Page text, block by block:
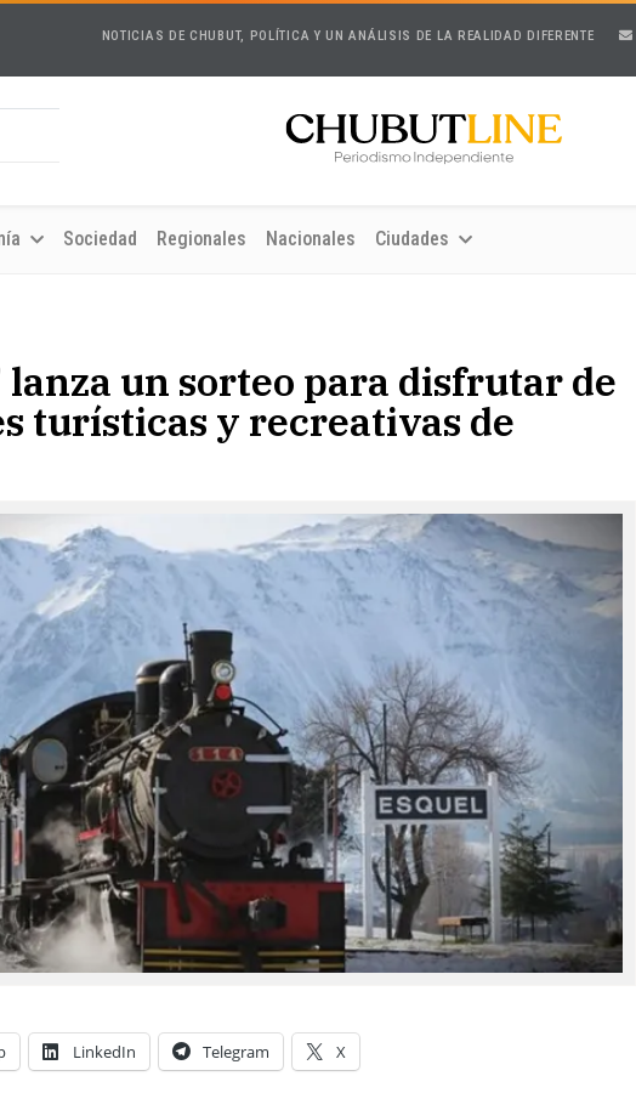
NOTICIAS DE CHUBUT, POLÍTICA Y UN ANÁLISIS DE LA REALIDAD DIFERENTE
Sociedad Regionales Nacionales Ciudades
lanza un sorteo para disfrutar de
turísticas y recreativas de
LinkedIn Telegram X